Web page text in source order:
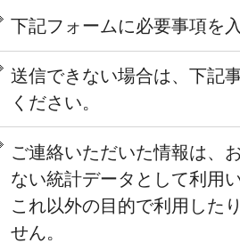
下記フォームに必要事項を
送信できない場合は、下記
ください。
ご連絡いただいた情報は、
ない統計データとして利用
これ以外の目的で利用した
せん。